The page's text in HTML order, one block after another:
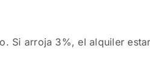
Si arroja 3%, el alquiler